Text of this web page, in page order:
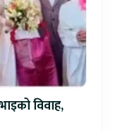
विवाह,